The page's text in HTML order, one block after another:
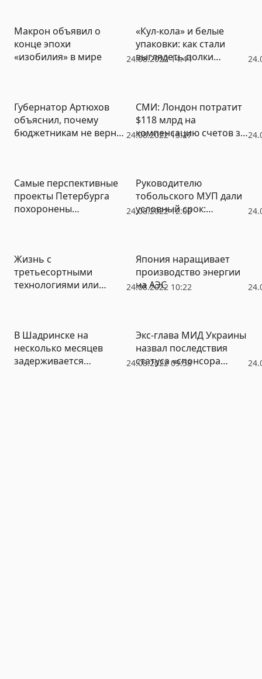
свою пользу
24.08.2022 14:44
Макрон объявил о
конце эпохи
«изобилия» в мире
«Кул-кола» и белые
упаковки: как стали
выглядеть полки
24.08.2022 13:27
Губернатор Артюхов
объяснил, почему
бюджетникам не вернут
СМИ: Лондон потратит
$118 млрд на
компенсацию счетов за
24.08.2022 12:00
Самые перспективные
проекты Петербурга
похоронены
Руководителю
тобольского МУП дали
условный срок:
24.08.2022 10:22
Жизнь с
третьесортными
технологиями или
Япония наращивает
производство энергии
на АЭС
24.08.2022 09:58
В Шадринске на
несколько месяцев
задерживается
Экс-глава МИД Украины
назвал последствия
статуса «спонсора